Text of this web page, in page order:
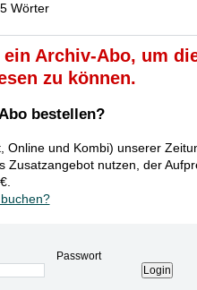
Wörter
Archiv-Abo, um
zu können.
bestellen?
Online und Kombi) unserer
Zusatzangebot nutzen, der
Passwort